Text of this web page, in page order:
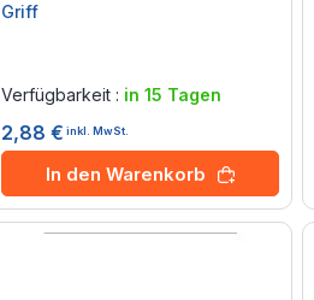
Griff
Verfügbarkeit : in 15 Tagen
2,88 € inkl. MwSt.
In den Warenkorb